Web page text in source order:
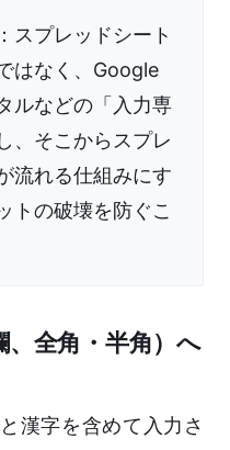
：スプレッドシート
はなく、Google
ルなどの「入力専
、そこからスプレ
流れる仕組みにす
トの破壊を防ぐこ
、全角・半角）へ
漢字を含めて入力さ